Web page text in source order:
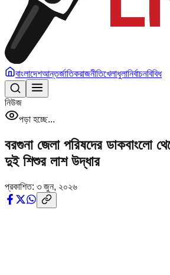
বাংলাদেশআন্তর্জাতিকরাজনীতিখেলাধুলানির্বাচনবিবিধ
নিউজ
পড়া হচ্ছে...
বরগুনা জেলা পরিষদের ডাকবাংলো
দুই শিশুর লাশ উদ্ধার
প্রকাশিত: ৩ জুন, ২০২৬